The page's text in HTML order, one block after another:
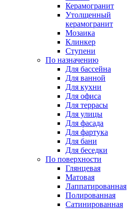
Керамогранит
Утолщенный
керамогранит
Мозаика
Клинкер
Ступени
По назначению
Для бассейна
Для ванной
Для кухни
Для офиса
Для террасы
Для улицы
Для фасада
Для фартука
Для бани
Для беседки
По поверхности
Глянцевая
Матовая
Лаппатированная
Полированная
Сатинированная